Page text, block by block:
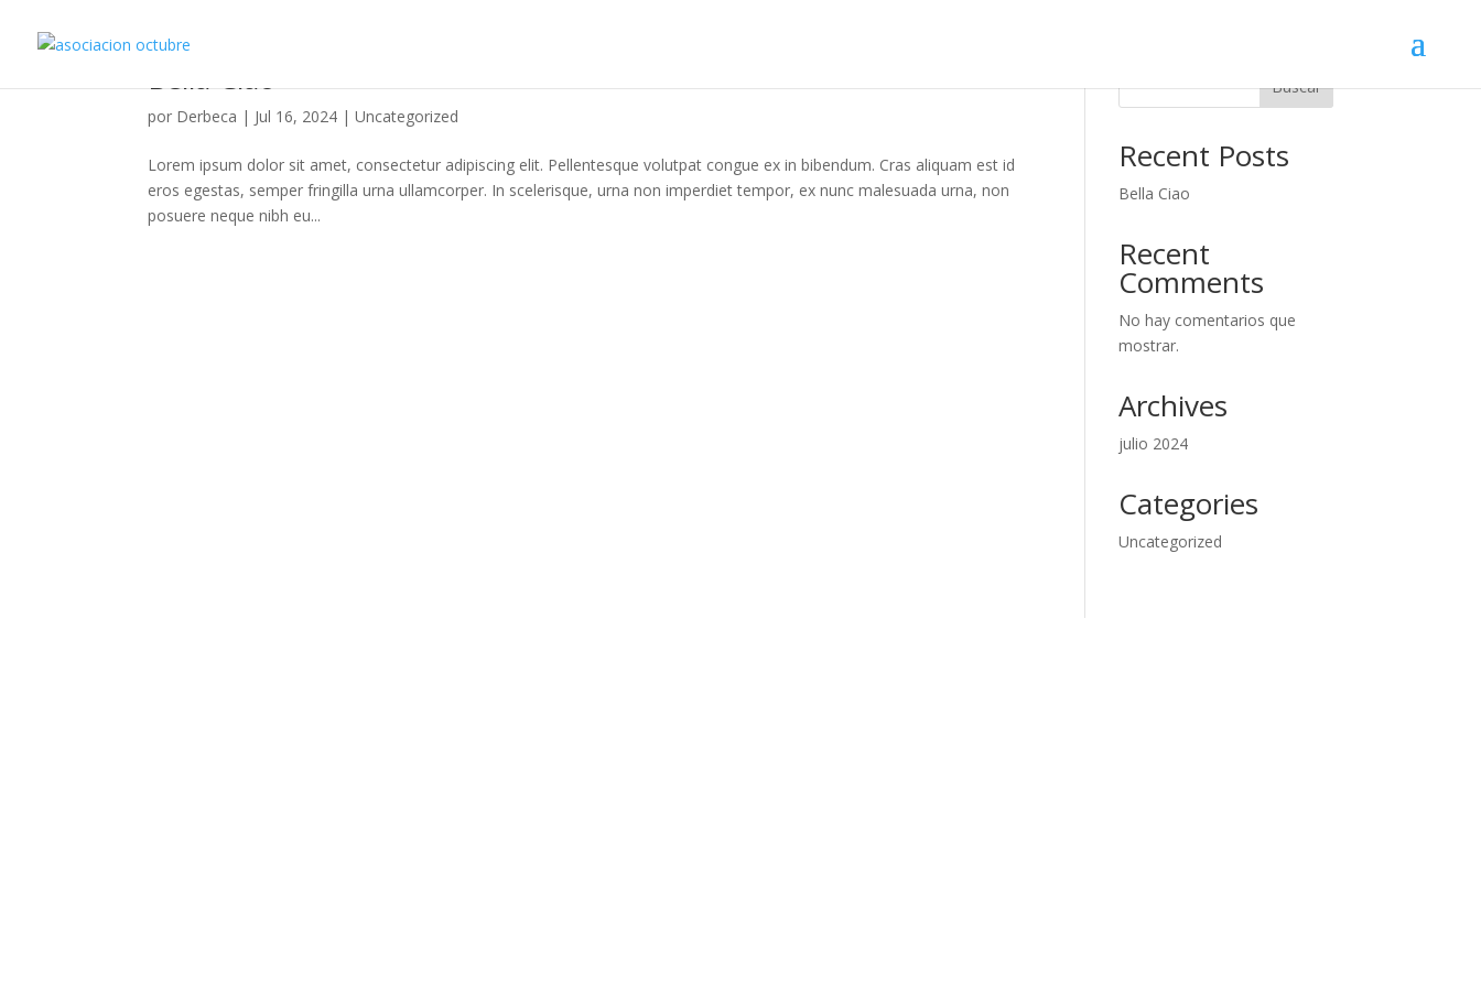
Bella Ciao
por Derbeca | Jul 16, 2024 |Uncategorized
Lorem ipsum dolor sit amet, consectetur adipiscing elit. Pellentesque volutpat congue ex in bibendum. Cras aliquam est id
eros egestas, semper fringilla urna ullamcorper. In scelerisque, urna non imperdiet tempor, ex nunc malesuada urna, non
posuere neque nibh eu...
Buscar
Recent Posts
Bella Ciao
Recent
Comments
No hay comentarios que
mostrar.
Archives
julio 2024
Categories
Uncategorized